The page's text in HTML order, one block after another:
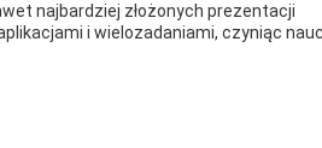
najbardziej złożonych prezentacji
i wielozadaniami, czyniąc